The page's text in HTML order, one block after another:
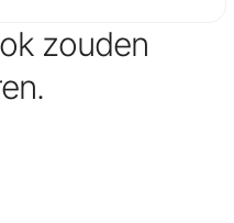
zouden